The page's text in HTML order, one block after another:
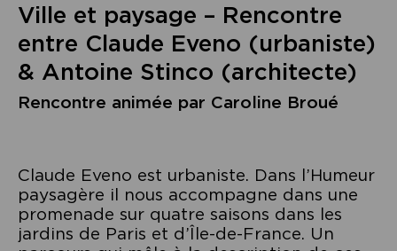
Ville et paysage – Rencontre
entre Claude Eveno (urbaniste)
& Antoine Stinco (architecte)
Rencontre animée par Caroline Broué
Claude Eveno est urbaniste. Dans l’Humeur
paysagère il nous accompagne dans une
promenade sur quatre saisons dans les
jardins de Paris et d’Île-de-France. Un